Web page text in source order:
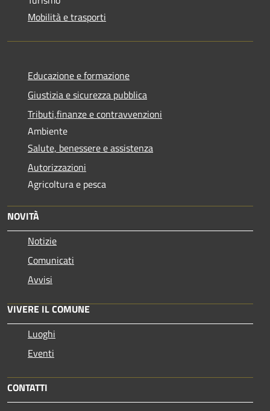
Mobilità e trasporti
Educazione e formazione
Giustizia e sicurezza pubblica
Tributi,finanze e contravvenzioni
Ambiente
Salute, benessere e assistenza
Autorizzazioni
Agricoltura e pesca
NOVITÀ
Notizie
Comunicati
Avvisi
VIVERE IL COMUNE
Luoghi
Eventi
CONTATTI